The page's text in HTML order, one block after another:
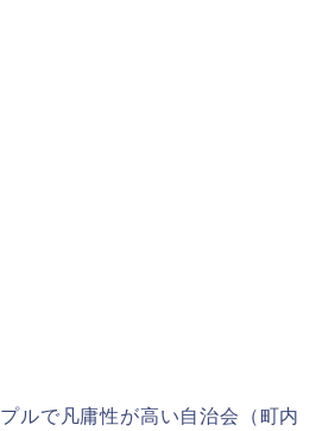
ルで凡庸性が高い自治会（町内